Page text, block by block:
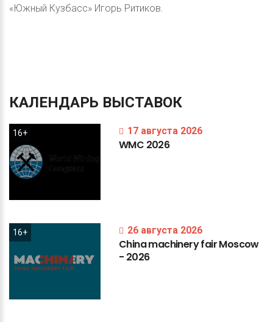
«Южный Кузбасс» Игорь Ритиков.
КАЛЕНДАРЬ ВЫСТАВОК
16+ 17 августа 2026
WMC 2026
16+ 26 августа 2026
ChinamachineryfairMoscow
- 2026